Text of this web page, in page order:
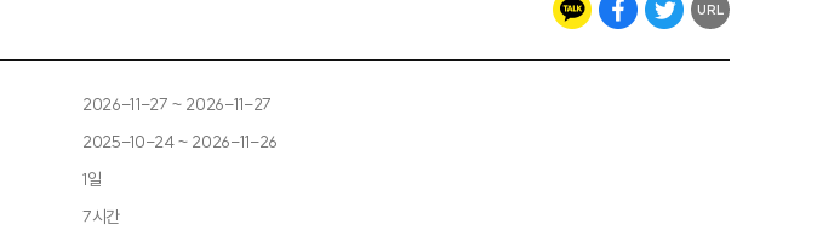
URL
2026-11-27 ~ 2026-11-27
2025-10-24 ~ 2026-11-26
1일
7시간